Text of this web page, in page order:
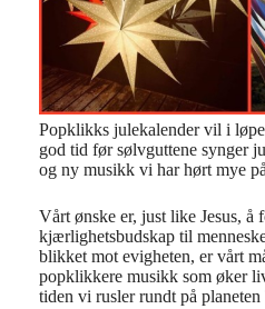
Popklikks julekalender vil i
god tid før sølvguttene synger
og ny musikk vi har hørt mye
Vårt ønske er, just like Jesus, å
kjærlighetsbudskap til
blikket mot evigheten, er vårt
popklikkere musikk som øker
tiden vi rusler rundt på planeten